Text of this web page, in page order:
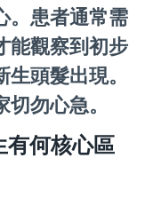
。患者通常需
能觀察到初步
頭髮出現。
勿心急。
有何核心區